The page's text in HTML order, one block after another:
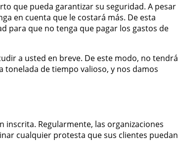
que pueda garantizar su seguridad. A pesar
en cuenta que le costará más. De esta
para que no tenga que pagar los gastos de
a usted en breve. De este modo, no tendrá
de tiempo valioso, y nos damos
Regularmente, las organizaciones
cualquier protesta que sus clientes puedan